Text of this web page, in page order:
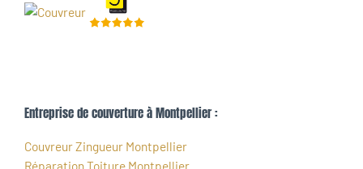
Entreprise de couverture à Montpellier :
Couvreur Zingueur Montpellier
Réparation Toiture Montpellier